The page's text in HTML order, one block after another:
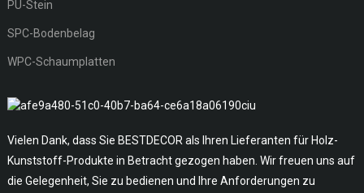
PU-Stein
SPC-Bodenbelag
WPC-Schaumplatten
Vielen Dank, dass Sie BESTDECOR als Ihren Lieferanten für Holz-
Kunststoff-Produkte in Betracht gezogen haben. Wir freuen uns auf
die Gelegenheit, Sie zu bedienen und Ihre Anforderungen zu